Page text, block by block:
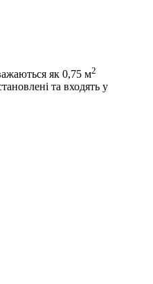
як 0,75 м2
та входять у